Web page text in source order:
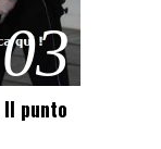
03
punto